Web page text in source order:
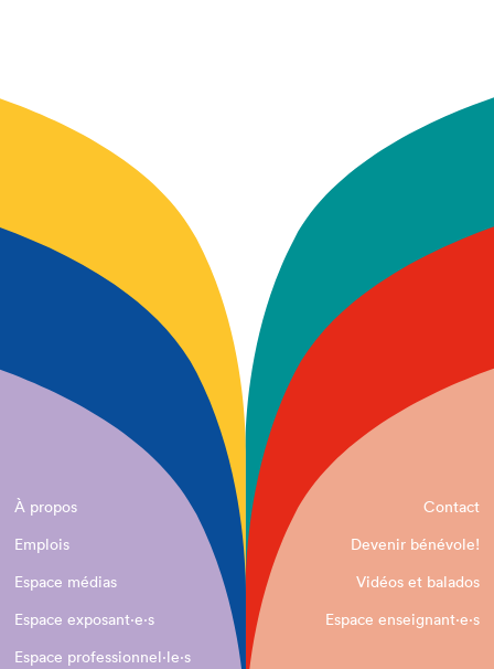
À propos
Contact
Emplois
Devenir bénévole!
Espace médias
Vidéos et balados
Espace exposant·e⋅s
Espace enseignant·e⋅s
Espace professionnel·le⋅s